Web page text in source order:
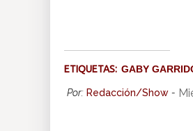
ETIQUETAS: GABY
Por: Redacción/Show -